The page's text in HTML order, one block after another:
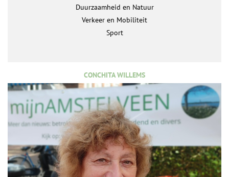
Duurzaamheid en Natuur
Verkeer en Mobiliteit
Sport
CONCHITA WILLEMS